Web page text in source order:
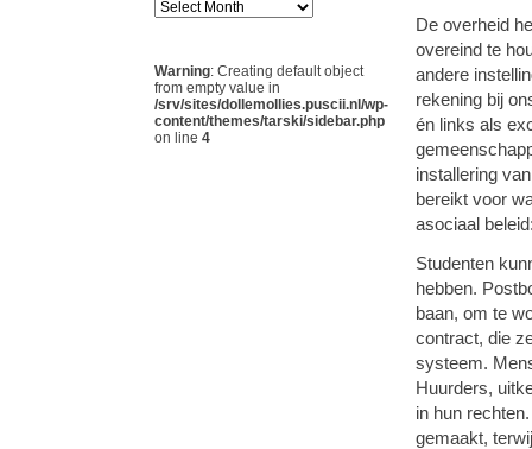
De overheid
overeind te
andere
rekening bij
én links als
installering
bereikt voor
asociaal
Studenten
hebben.
baan, om te
contract, die
systeem.
Huurders,
in hun
gemaakt,
Warning: Creating default object
from empty value in
/srv/sites/dollemollies.puscii.nl/wp-
content/themes/tarski/sidebar.php
on line 4